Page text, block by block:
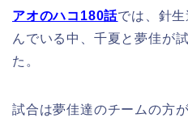
アオのハコ180話では、針
んでいる中、千夏と夢佳が
た。
試合は夢佳達のチームの方